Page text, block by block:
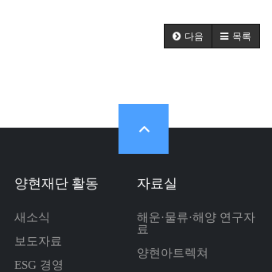
다음 목록
양현재단 활동
새소식
보도자료
ESG 경영
자료실
해운·물류·해양 연구자
료
양현아트렉쳐